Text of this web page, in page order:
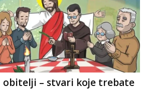
obitelji – stvari koje trebate